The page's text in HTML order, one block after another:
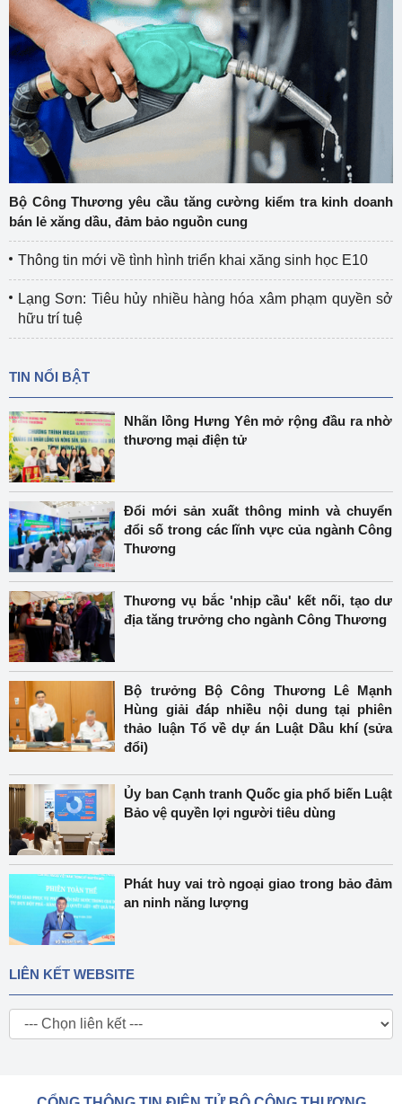
Bộ Công Thương yêu cầu tăng cường kiểm tra kinh doanh
bán lẻ xăng dầu, đảm bảo nguồn cung
Thông tin mới về tình hình triển khai xăng sinh học E10
Lạng Sơn: Tiêu hủy nhiều hàng hóa xâm phạm quyền sở
hữu trí tuệ
TIN NỔI BẬT
Nhãn lồng Hưng Yên mở rộng đầu ra nhờ
thương mại điện tử
Đổi mới sản xuất thông minh và chuyển
đổi số trong các lĩnh vực của ngành Công
Thương
Thương vụ bắc 'nhịp cầu' kết nối, tạo dư
địa tăng trưởng cho ngành Công Thương
Bộ trưởng Bộ Công Thương Lê Mạnh
Hùng giải đáp nhiều nội dung tại phiên
thảo luận Tổ về dự án Luật Dầu khí (sửa
đổi)
Ủy ban Cạnh tranh Quốc gia phổ biến Luật
Bảo vệ quyền lợi người tiêu dùng
Phát huy vai trò ngoại giao trong bảo đảm
an ninh năng lượng
LIÊN KẾT WEBSITE